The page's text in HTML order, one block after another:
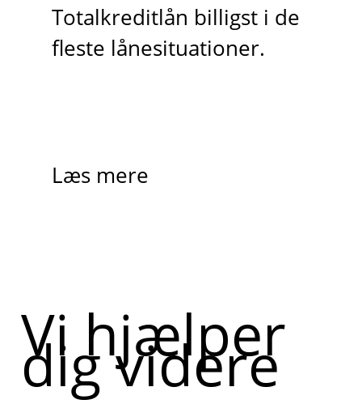
Totalkreditlån billigst i de
fleste lånesituationer.
Læs mere
Vi hjælper
dig videre